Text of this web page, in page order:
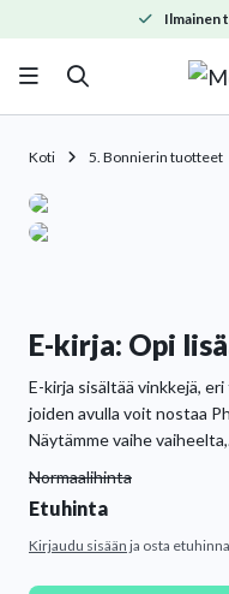
Ilmainen
Koti 5. Bonnierin tuotteet
E-kirja: Opi
E-kirja sisältää vinkkejä,
joiden avulla voit nostaa
Näytämme vaihe vaiheelta,
Normaalihinta
Etuhinta
Kirjaudu sisään ja osta